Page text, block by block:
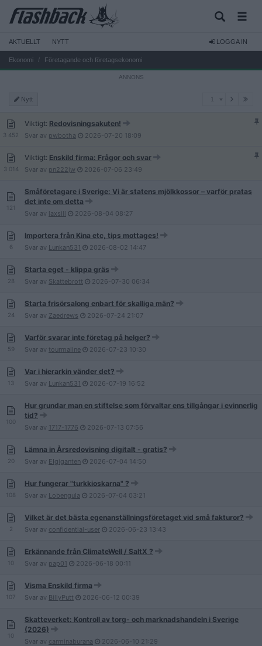
AKTUELLT NYTT LOGGA IN
Ekonomi Företagande och företagsekonomi
Nytt
3 452
Viktigt: Redovisningsakuten!
Svar av pwbotha 2026-07-20 18:09
3 014
Viktigt: Enskild firma: Frågor och svar
Svar av pn222jw 2026-07-06 23:49
121
Småföretagare i Sverige: Vi är statens mjölkkossor – varför pratas
det inte om detta
Svar av laxsill 2026-08-04 08:27
6
Importera från Kina etc, tips mottages!
Svar av Lunkan531 2026-08-02 14:47
28
Starta eget - klippa gräs
Svar av Skattebrott 2026-07-30 06:34
24
Starta frisörsalong enbart för skalliga män?
Svar av Zaedrews 2026-07-24 21:07
59
Varför svarar inte företag på helger?
Svar av tourmaline 2026-07-23 10:30
13
Var i hierarkin vänder det?
Svar av Lunkan531 2026-07-19 16:52
100
Hur grundar man en stiftelse som förvaltar ens tillgångar i evinnerlig
tid?
Svar av 1717-1776 2026-07-13 07:56
20
Lämna in Årsredovisning digitalt - gratis?
Svar av EIgiganten 2026-07-04 14:50
108
Hur fungerar "turkkioskarna" ?
Svar av Lobengula 2026-07-04 03:21
2
Vilket är det bästa egenanställningsföretaget vid små fakturor?
Svar av confidential-user 2026-06-23 13:43
10
Erkännande från ClimateWell / SaltX ?
Svar av pap01 2026-06-18 00:11
107
Visma Enskild firma
Svar av BillyPutt 2026-06-12 00:39
10
Skatteverket: Kontroll av torg- och marknadshandeln i Sverige
(2026)
Svar av carminaburana 2026-06-10 21:29